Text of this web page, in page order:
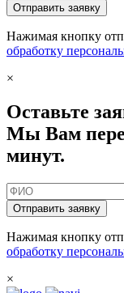
Отправить заявку
Нажимая кнопку
обработку
×
Оставьте
Мы Вам
минут.
Отправить заявку
Нажимая кнопку
обработку
×